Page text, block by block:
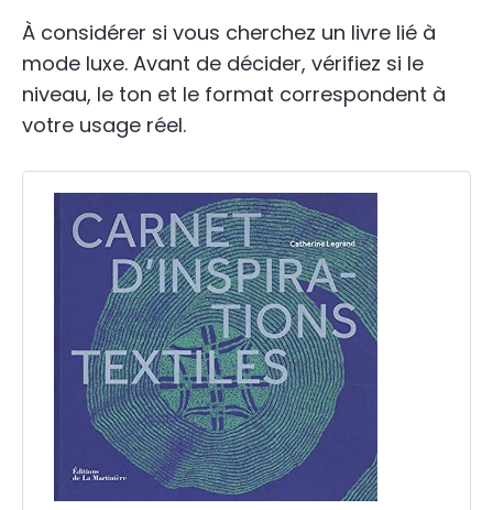
À considérer si vous cherchez un livre lié à
mode luxe. Avant de décider, vérifiez si le
niveau, le ton et le format correspondent à
votre usage réel.